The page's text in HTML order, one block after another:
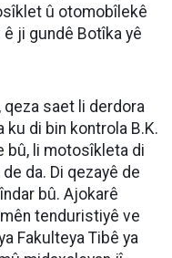
û otomobîlekê
ji gundê Botîka yê
qeza saet li derdora
di bin kontrola B.K.
bû, li motosîkleta di
da. Di qezayê de
bû. Ajokarê
tenduristiyê ve
Fakulteya Tibê ya